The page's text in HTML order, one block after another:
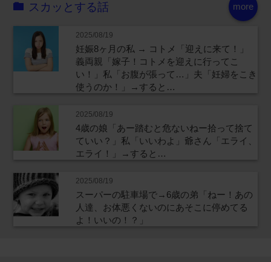
more
スカッとする話
2025/08/19
妊娠8ヶ月の私 → コトメ「迎えに来て！」
義両親「嫁子！コトメを迎えに行ってこ
い！」私「お腹が張って…」夫「妊婦をこき
使うのか！」→すると…
2025/08/19
4歳の娘「あー踏むと危ないねー拾って捨て
ていい？」私「いいわよ」爺さん「エライ、
エライ！」→すると…
2025/08/19
スーパーの駐車場で→6歳の弟「ねー！あの
人達、お体悪くないのにあそこに停めてる
よ！いいの！？」